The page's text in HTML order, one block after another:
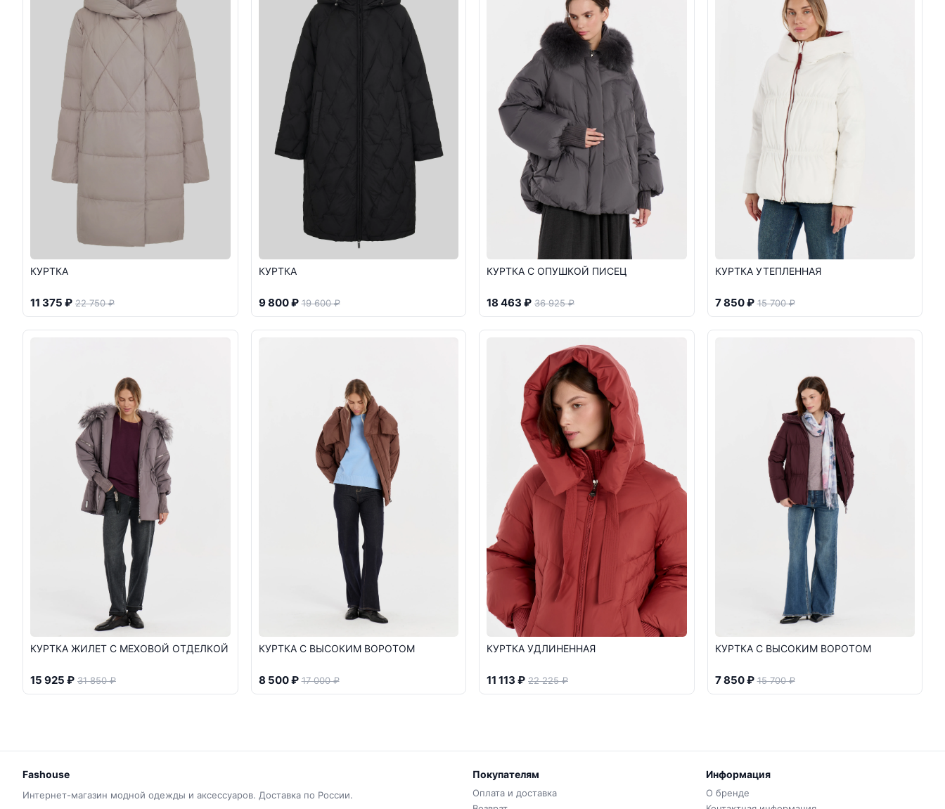
КУРТКА
11 375 ₽ 22 750 ₽
КУРТКА
9 800 ₽ 19 600 ₽
КУРТКА С ОПУШКОЙ ПИСЕЦ
18 463 ₽ 36 925 ₽
КУРТКА УТЕПЛЕННАЯ
7 850 ₽ 15 700 ₽
КУРТКА ЖИЛЕТ С МЕХОВОЙ ОТДЕЛКОЙ
15 925 ₽ 31 850 ₽
КУРТКА С ВЫСОКИМ ВОРОТОМ
8 500 ₽ 17 000 ₽
КУРТКА УДЛИНЕННАЯ
11 113 ₽ 22 225 ₽
КУРТКА С ВЫСОКИМ ВОРОТОМ
7 850 ₽ 15 700 ₽
Fashouse
Интернет-магазин модной одежды и аксессуаров. Доставка по России.
Покупателям
Оплата и доставка
Информация
О бренде